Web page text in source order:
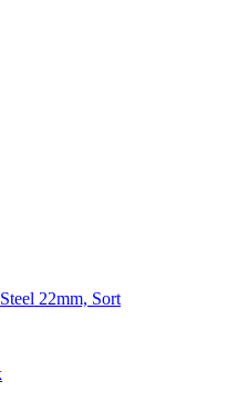
22mm, Sort